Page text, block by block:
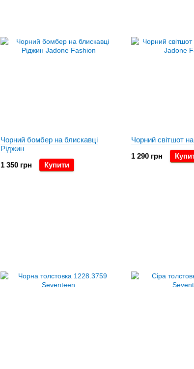
Чорний бомбер на блискавці
Ріджин
1 350 грн
Купити
Чорний світшот
1 290 грн